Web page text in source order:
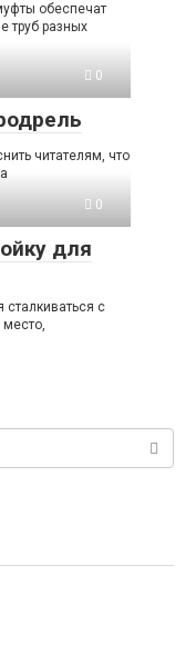
обеспечат
труб разных
0
читателям, что
0
для
с
место,